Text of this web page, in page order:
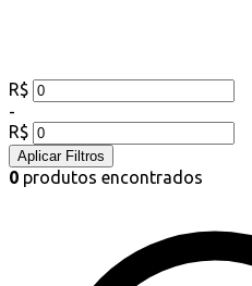
R$
-
R$
Aplicar Filtros
0 produtos encontrados